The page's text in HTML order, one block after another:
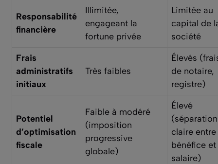
Responsabilité
financière
Illimitée,
engageant la
fortune privée
Limitée au
capital de
société
Frais
administratifs
initiaux
Très faibles
Élevés
de notaire,
registre)
Potentiel
d’optimisation
fiscale
Faible à modéré
(imposition
progressive
globale)
Élevé
(séparation
claire entre
bénéfice et
salaire)